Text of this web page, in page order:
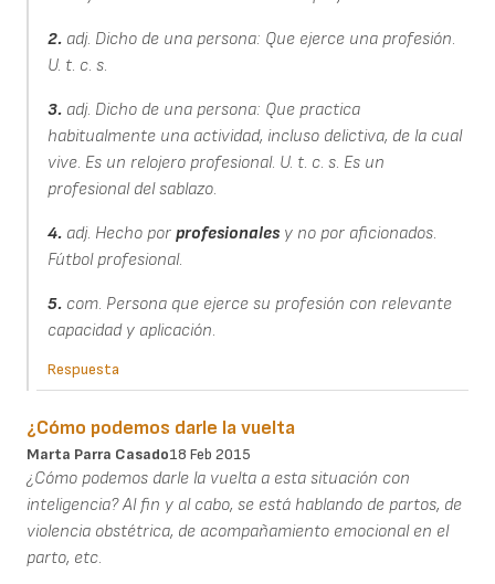
2.adj. Dicho de una persona: Que ejerce una profesión.
U. t. c. s.
3.adj. Dicho de una persona: Que practica
habitualmente una actividad, incluso delictiva, de la cual
vive. Es un relojero profesional. U. t. c. s. Es un
profesional del sablazo.
4.adj. Hecho por profesionalesy no por aficionados.
Fútbol profesional.
5.com. Persona que ejerce su profesión con relevante
capacidad y aplicación.
Respuesta
¿Cómo podemos darle la vuelta
Marta Parra Casado18 Feb 2015
¿Cómo podemos darle la vuelta a esta situación con
inteligencia? Al fin y al cabo, se está hablando de partos, de
violencia obstétrica, de acompañamiento emocional en el
parto, etc.